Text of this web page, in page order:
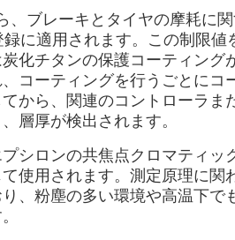
、ブレーキとタイヤの摩耗に
録に適用されます。この制限
化チタンの保護コーティング
コーティングを行うごとにコ
から、関連のコントローラ
層厚が検出されます。
シロンの共焦点クロマティ
使用されます。測定原理に
、粉塵の多い環境や高温下